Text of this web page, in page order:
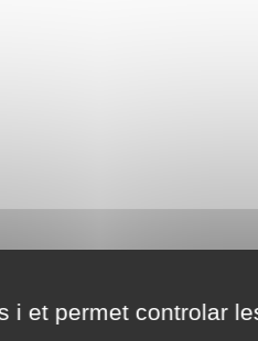
i et permet controlar